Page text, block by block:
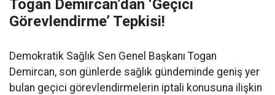
Togan Demircan’dan ‘Geçici
Görevlendirme’ Tepkisi!
Demokratik Sağlık Sen Genel Başkanı Togan
Demircan, son günlerde sağlık gündeminde geniş yer
bulan geçici görevlendirmelerin iptali konusuna ilişkin